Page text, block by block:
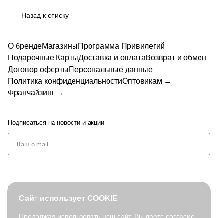
Назад к списку
О брендеМагазиныПрограмма Привилегий
Подарочные КартыДоставка и оплатаВозврат и обмен
Договор офертыПерсональные данные
Политика конфиденциальностиОптовикам →
Франчайзинг →
Подписаться на новости и акции
Сайт использует COOKIE
Продолжая использовать наш сайт, Вы даете согласие